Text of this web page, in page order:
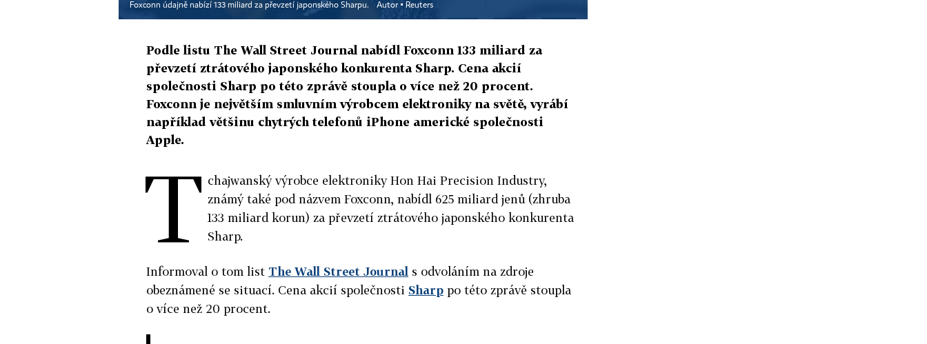
Foxconn údajně nabízí 133 miliard za převzetí japonského Sharpu. Autor ▪ Reuters
Podle listu The Wall Street Journal nabídl Foxconn 133 miliard za
převzetí ztrátového japonského konkurenta Sharp. Cena akcií
společnosti Sharp po této zprávě stoupla o více než 20 procent.
Foxconn je největším smluvním výrobcem elektroniky na světě, vyrábí
například většinu chytrých telefonů iPhone americké společnosti
Apple.
T chajwanský výrobce elektroniky Hon Hai Precision Industry,
známý také pod názvem Foxconn, nabídl 625 miliard jenů (zhruba
133 miliard korun) za převzetí ztrátového japonského konkurenta
Sharp.
Informoval o tom list The Wall Street Journal s odvoláním na zdroje
obeznámené se situací. Cena akcií společnosti Sharp po této zprávě stoupla
o více než 20 procent.